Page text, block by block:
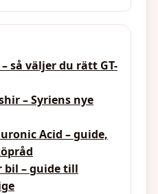
så väljer du rätt GT-
– Syriens nye
Acid – guide,
bil – guide till